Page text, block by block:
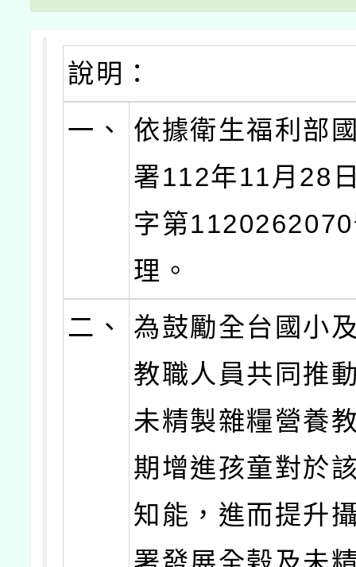
說明：
一、
依據衛生福利部
署112年11月28
字第
理。
二、
為鼓勵全台國小
教職人員共同推
未精製雜糧營養
期增進孩童對於
知能，進而提升